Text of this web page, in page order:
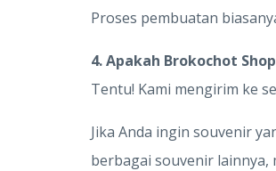
Proses pembuatan
4. Apakah Brokochot
Tentu! Kami mengirim ke
Jika Anda ingin souvenir
berbagai souvenir lainnya,